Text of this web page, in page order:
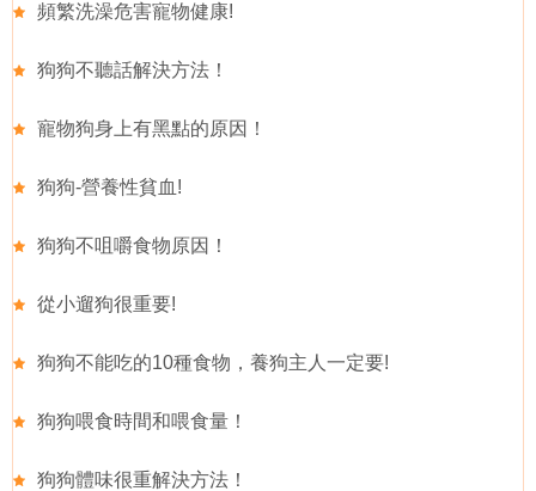
頻繁洗澡危害寵物健康!
狗狗不聽話解決方法！
寵物狗身上有黑點的原因！
狗狗-營養性貧血!
狗狗不咀嚼食物原因！
從小遛狗很重要!
狗狗不能吃的10種食物，養狗主人一定要!
狗狗喂食時間和喂食量！
狗狗體味很重解決方法！